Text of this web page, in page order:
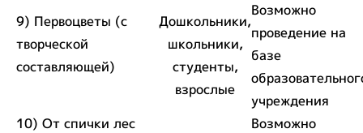
9) Первоцветы (с
творческой
составляющей)
Дошкольники,
школьники,
студенты,
взрослые
Возможно
проведение на
базе
учреждения
10) От спички лес
Возможно